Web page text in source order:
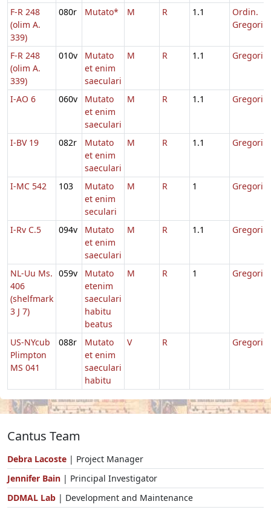
F-R 248
(olim A.
339)
080r Mutato* M R 1.1
Ordin.
Gregorii
F-R 248
(olim A.
339)
010v
Mutato
et enim
saeculari
M R 1.1 Gregorii
I-AO 6 060v
Mutato
et enim
saeculari
M R 1.1 Gregorii
I-BV 19 082r
Mutato
et enim
saeculari
M R 1.1 Gregorii
I-MC 542 103
Mutato
et enim
seculari
M R 1 Gregorii
I-Rv C.5 094v
Mutato
et enim
saeculari
M R 1.1 Gregorii
NL-Uu Ms.
406
(shelfmark
3 J 7)
059v
Mutato
etenim
saeculari
habitu
beatus
M R 1 Gregorii
US-NYcub
Plimpton
MS 041
088r
Mutato
et enim
saeculari
habitu
V R Gregorii
Cantus Team
Debra Lacoste | Project Manager
Jennifer Bain | Principal Investigator
DDMAL Lab | Development and Maintenance